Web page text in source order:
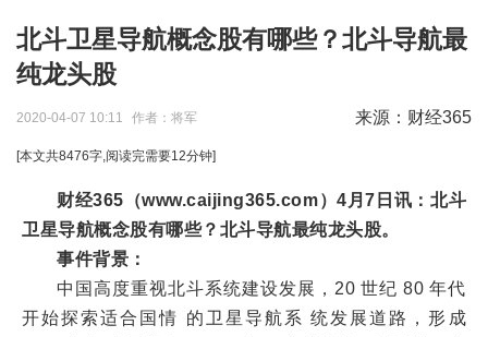
北斗卫星导航概念股有哪些？北斗导航最
纯龙头股
2020-04-07 10:11 作者：将军 来源：财经365
[本文共8476字,阅读完需要12分钟]
财经365（www.caijing365.com）4月7日讯：北斗
卫星导航概念股有哪些？北斗导航最纯龙头股。
事件背景：
中国高度重视北斗系统建设发展，20 世纪 80 年代
开始探索适合国情 的卫星导航系 统发展道路，形成